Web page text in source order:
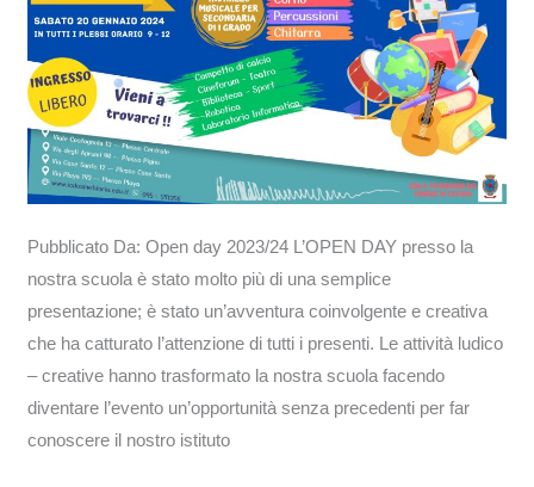
Pubblicato Da: Open day 2023/24 L’OPEN DAY presso la
nostra scuola è stato molto più di una semplice
presentazione; è stato un’avventura coinvolgente e creativa
che ha catturato l’attenzione di tutti i presenti. Le attività ludico
– creative hanno trasformato la nostra scuola facendo
diventare l’evento un’opportunità senza precedenti per far
conoscere il nostro istituto